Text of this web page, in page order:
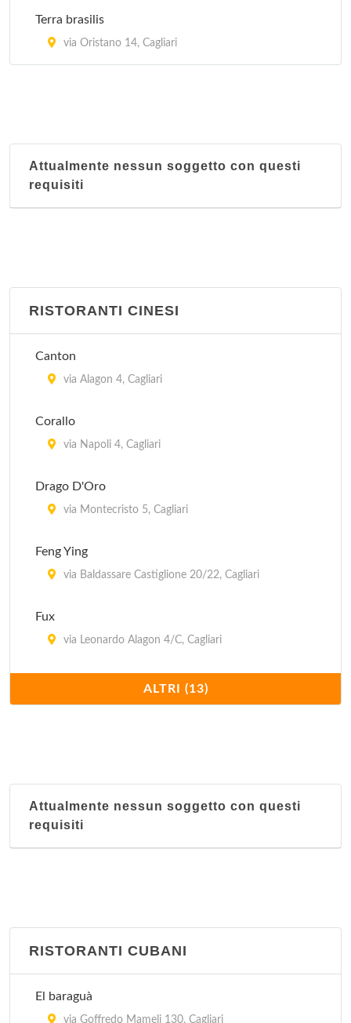
Terra brasilis
via Oristano 14, Cagliari
Attualmente nessun soggetto con questi
requisiti
RISTORANTI CINESI
Canton
via Alagon 4, Cagliari
Corallo
via Napoli 4, Cagliari
Drago D'Oro
via Montecristo 5, Cagliari
Feng Ying
via Baldassare Castiglione 20/22, Cagliari
Fux
via Leonardo Alagon 4/C, Cagliari
viale Armando Diaz 91, Cagliari
Il Paradiso
ALTRI (13)
Attualmente nessun soggetto con questi
requisiti
RISTORANTI CUBANI
El baraguà
via Goffredo Mameli 130, Cagliari